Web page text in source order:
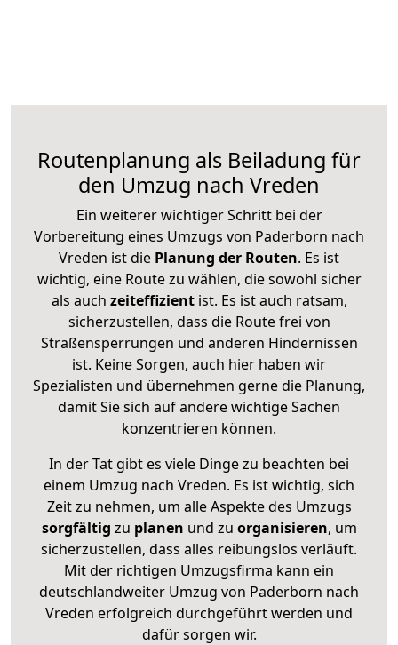
Routenplanung als Beiladung für
den Umzug nach Vreden
Ein weiterer wichtiger Schritt bei der
Vorbereitung eines Umzugs von Paderborn nach
Vreden ist die Planung der Routen. Es ist
wichtig, eine Route zu wählen, die sowohl sicher
als auch zeiteffizientist. Es ist auch ratsam,
sicherzustellen, dass die Route frei von
Straßensperrungen und anderen Hindernissen
ist. Keine Sorgen, auch hier haben wir
Spezialisten und übernehmen gerne die Planung,
damit Sie sich auf andere wichtige Sachen
konzentrieren können.
In der Tat gibt es viele Dinge zu beachten bei
einem Umzug nach Vreden. Es ist wichtig, sich
Zeit zu nehmen, um alle Aspekte des Umzugs
sorgfältig zu planen und zu organisieren, um
sicherzustellen, dass alles reibungslos verläuft.
Mit der richtigen Umzugsfirma kann ein
deutschlandweiter Umzug von Paderborn nach
Vreden erfolgreich durchgeführt werden und
dafür sorgen wir.